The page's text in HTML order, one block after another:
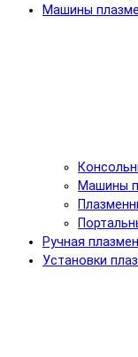
Машины
Машины
Ручная
Установки